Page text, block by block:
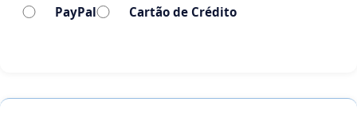
Aguardamos um posicionamento oficial e o
PayPal Cartão de Crédito